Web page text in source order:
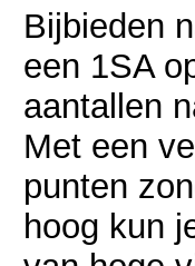
Bijbieden
een 1SA
aantallen
Met een
punten
hoog kun